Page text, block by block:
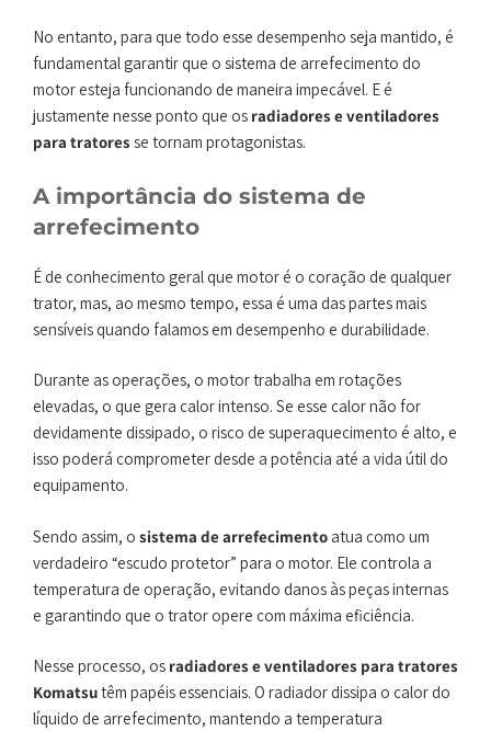
No entanto, para que todo esse desempenho seja mantido, é
fundamental garantir que o sistema de arrefecimento do
motor esteja funcionando de maneira impecável. E é
justamente nesse ponto que os radiadores e ventiladores
para tratores se tornam protagonistas.
A importância do sistema de
arrefecimento
É de conhecimento geral que motor é o coração de qualquer
trator, mas, ao mesmo tempo, essa é uma das partes mais
sensíveis quando falamos em desempenho e durabilidade.
Durante as operações, o motor trabalha em rotações
elevadas, o que gera calor intenso. Se esse calor não for
devidamente dissipado, o risco de superaquecimento é alto, e
isso poderá comprometer desde a potência até a vida útil do
equipamento.
Sendo assim, o sistema de arrefecimento atua como um
verdadeiro “escudo protetor” para o motor. Ele controla a
temperatura de operação, evitando danos às peças internas
e garantindo que o trator opere com máxima eficiência.
Nesse processo, os radiadores e ventiladores para tratores
Komatsutêm papéis essenciais. O radiador dissipa o calor do
líquido de arrefecimento, mantendo a temperatura